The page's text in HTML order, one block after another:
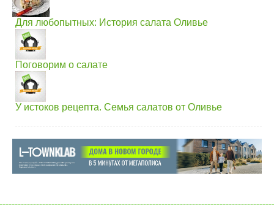
Для любопытных: История салата Оливье
Поговорим о салате
У истоков рецепта. Семья салатов от Оливье